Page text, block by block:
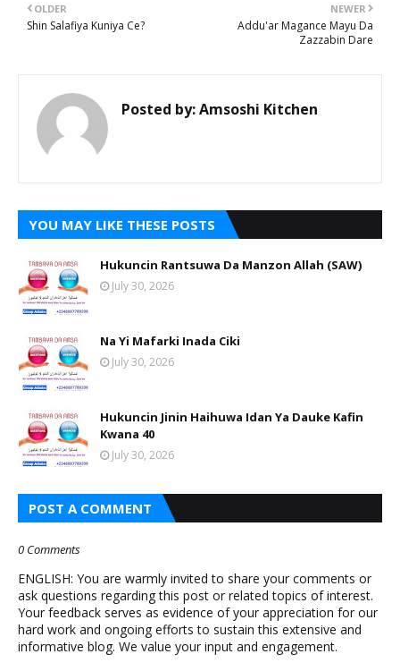
NEWER
Addu'ar Magance Mayu Da
Zazzabin Dare
OLDER
Shin Salafiya Kuniya Ce?
Posted by:Amsoshi Kitchen
YOU MAY LIKE THESE POSTS
Hukuncin Rantsuwa Da Manzon Allah (SAW)
July 30, 2026
Na Yi Mafarki Inada Ciki
July 30, 2026
Hukuncin Jinin Haihuwa Idan Ya Dauke Kafin
Kwana 40
July 30, 2026
POST A COMMENT
0 Comments
ENGLISH: You are warmly invited to share your comments or
ask questions regarding this post or related topics of interest.
Your feedback serves as evidence of your appreciation for our
hard work and ongoing efforts to sustain this extensive and
informative blog. We value your input and engagement.